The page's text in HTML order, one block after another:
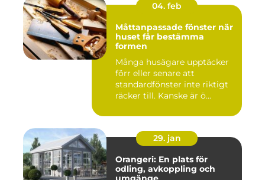
04. feb
Måttanpassade fönster när
huset får bestämma
formen
Många husägare upptäcker
förr eller senare att
standardfönster inte riktigt
räcker till. Kanske är ö...
29. jan
Orangeri: En plats för
odling, avkoppling och